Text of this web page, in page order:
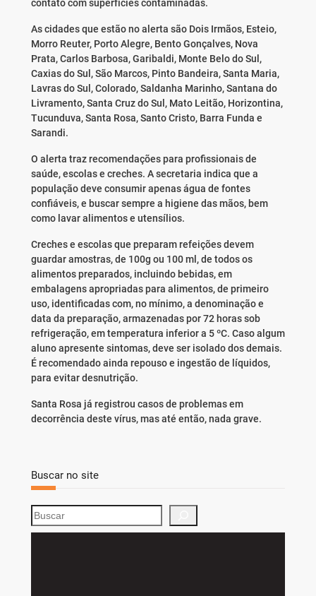
contato com superfícies contaminadas.
As cidades que estão no alerta são Dois Irmãos, Esteio,
Morro Reuter, Porto Alegre, Bento Gonçalves, Nova
Prata, Carlos Barbosa, Garibaldi, Monte Belo do Sul,
Caxias do Sul, São Marcos, Pinto Bandeira, Santa Maria,
Lavras do Sul, Colorado, Saldanha Marinho, Santana do
Livramento, Santa Cruz do Sul, Mato Leitão, Horizontina,
Tucunduva, Santa Rosa, Santo Cristo, Barra Funda e
Sarandi.
O alerta traz recomendações para profissionais de
saúde, escolas e creches. A secretaria indica que a
população deve consumir apenas água de fontes
confiáveis, e buscar sempre a higiene das mãos, bem
como lavar alimentos e utensílios.
Creches e escolas que preparam refeições devem
guardar amostras, de 100g ou 100 ml, de todos os
alimentos preparados, incluindo bebidas, em
embalagens apropriadas para alimentos, de primeiro
uso, identificadas com, no mínimo, a denominação e
data da preparação, armazenadas por 72 horas sob
refrigeração, em temperatura inferior a 5 ºC. Caso algum
aluno apresente sintomas, deve ser isolado dos demais.
É recomendado ainda repouso e ingestão de líquidos,
para evitar desnutrição.
Santa Rosa já registrou casos de problemas em
decorrência deste vírus, mas até então, nada grave.
Buscar no site
S
e